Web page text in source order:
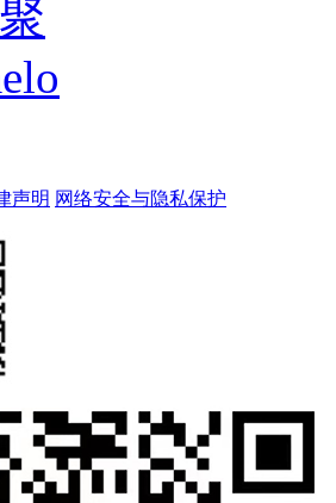
声明 网络安全与隐私保护